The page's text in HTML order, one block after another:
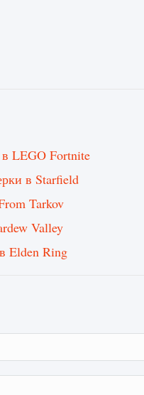
в LEGO Fortnite
в Starfield
Tarkov
Valley
Elden Ring